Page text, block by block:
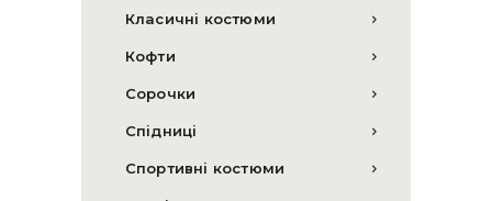
Класичні костюми
Кофти
Сорочки
Спідниці
Спортивні костюми